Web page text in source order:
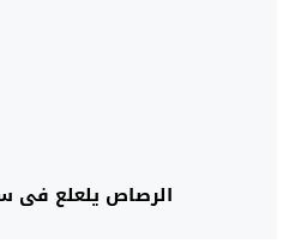
الرصاص يلعلع في